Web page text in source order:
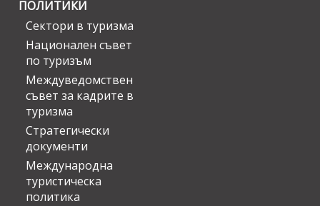
ПОЛИТИКИ
Сектори в туризма
Национален съвет
по туризъм
Междуведомствен
съвет за кадрите в
туризма
Стратегически
документи
Международна
туристическа
политика